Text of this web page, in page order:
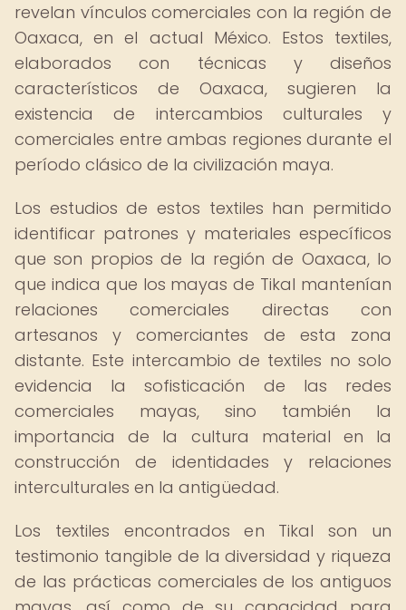
revelan vínculos comerciales con la región de
Oaxaca, en el actual México. Estos textiles,
elaborados con técnicas y diseños
característicos de Oaxaca, sugieren la
existencia de intercambios culturales y
comerciales entre ambas regiones durante el
período clásico de la civilización maya.
Los estudios de estos textiles han permitido
identificar patrones y materiales específicos
que son propios de la región de Oaxaca, lo
que indica que los mayas de Tikal mantenían
relaciones comerciales directas con
artesanos y comerciantes de esta zona
distante. Este intercambio de textiles no solo
evidencia la sofisticación de las redes
comerciales mayas, sino también la
importancia de la cultura material en la
construcción de identidades y relaciones
interculturales en la antigüedad.
Los textiles encontrados en Tikal son un
testimonio tangible de la diversidad y riqueza
de las prácticas comerciales de los antiguos